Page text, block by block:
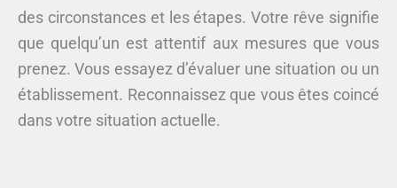
des circonstances et les étapes. Votre rêve signifie
que quelqu’un est attentif aux mesures que vous
prenez. Vous essayez d’évaluer une situation ou un
établissement. Reconnaissez que vous êtes coincé
dans votre situation actuelle.